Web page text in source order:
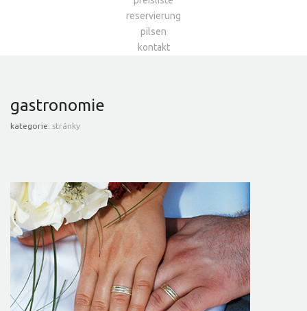
reservierung
pilsen
kontakt
gastronomie
kategorie: stránky